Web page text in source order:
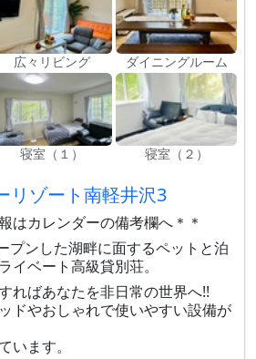
広々リビング ダイニングルーム
寝室（１） 寝室（２）
リゾート南軽井沢3
はカレンダーの備考欄へ＊＊
プンした湖畔に面するペットと泊
イベート高級貸別荘。
ればあなたを非日常の世界へ!!
ドやおしゃれで使いやすい設備が
います。